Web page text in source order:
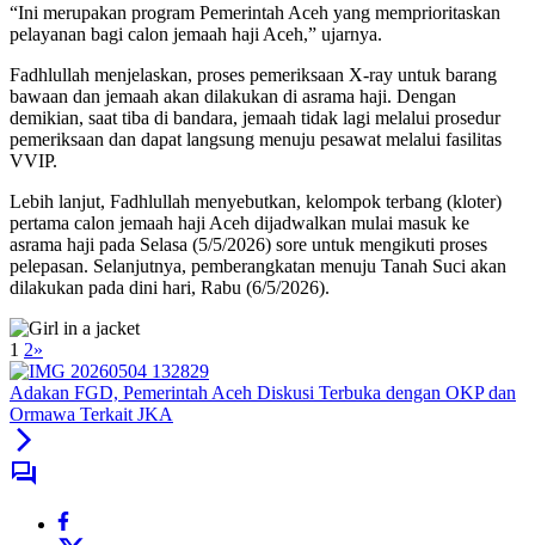
“Ini merupakan program Pemerintah Aceh yang memprioritaskan
pelayanan bagi calon jemaah haji Aceh,” ujarnya.
Fadhlullah menjelaskan, proses pemeriksaan X-ray untuk barang
bawaan dan jemaah akan dilakukan di asrama haji. Dengan
demikian, saat tiba di bandara, jemaah tidak lagi melalui prosedur
pemeriksaan dan dapat langsung menuju pesawat melalui fasilitas
VVIP.
Lebih lanjut, Fadhlullah menyebutkan, kelompok terbang (kloter)
pertama calon jemaah haji Aceh dijadwalkan mulai masuk ke
asrama haji pada Selasa (5/5/2026) sore untuk mengikuti proses
pelepasan. Selanjutnya, pemberangkatan menuju Tanah Suci akan
dilakukan pada dini hari, Rabu (6/5/2026).
1 2»
Adakan FGD, Pemerintah Aceh Diskusi Terbuka dengan OKP dan
Ormawa Terkait JKA